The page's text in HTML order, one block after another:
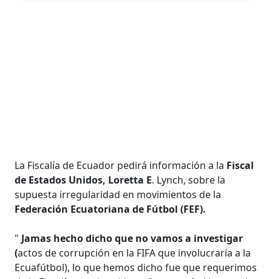
La Fiscalía de Ecuador pedirá información a la Fiscal
de Estados Unidos, Loretta E. Lynch, sobre la
supuesta irregularidad en movimientos de la
Federación Ecuatoriana de Fútbol (FEF).
" Jamas hecho dicho que no vamos a investigar
(actos de corrupción en la FIFA que involucraría a la
Ecuafútbol), lo que hemos dicho fue que requerimos